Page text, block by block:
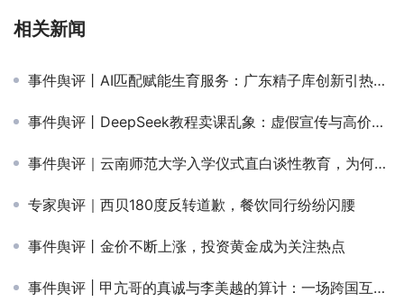
相关新闻
事件舆评丨AI匹配赋能生育服务：广东精子库创新引热议，技术伦理与社会效应受关注
事件舆评丨DeepSeek教程卖课乱象：虚假宣传与高价课程的双重陷阱！
事件舆评｜云南师范大学入学仪式直白谈性教育，为何引争议？
专家舆评｜西贝180度反转道歉，餐饮同行纷纷闪腰
事件舆评丨金价不断上涨，投资黄金成为关注热点
事件舆评 | 甲亢哥的真诚与李美越的算计：一场跨国互动的“表里”撕裂